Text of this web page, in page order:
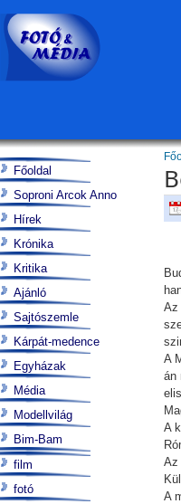
Az
A
án
A
Az
A
Főoldal
Soproni Arcok Anno
Hírek
Krónika
Kritika
Ajánló
Sajtószemle
Kárpát-medence
Egyházak
Média
Modellvilág
Bim-Bam
film
fotó